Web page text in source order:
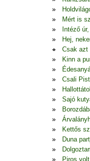
Mért is
Intéző
Hej,
Csak azt
Kinn a
Csali
Sajó
Kettős
Duna
Piros